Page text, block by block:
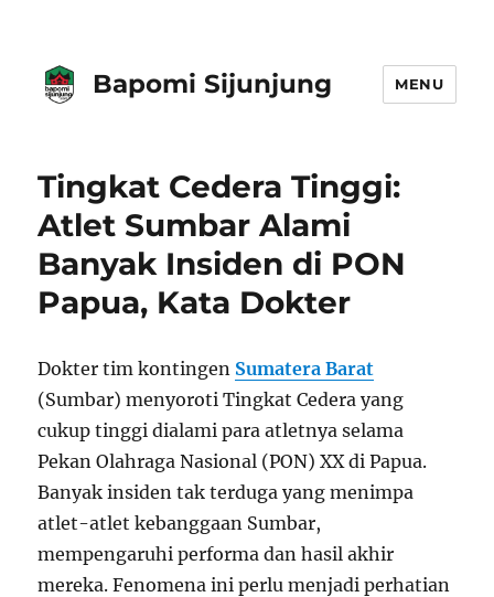
Bapomi Sijunjung MENU
Tingkat Cedera Tinggi:
Atlet Sumbar Alami
Banyak Insiden di PON
Papua, Kata Dokter
Dokter tim kontingen Sumatera Barat
(Sumbar) menyoroti Tingkat Cedera yang
cukup tinggi dialami para atletnya selama
Pekan Olahraga Nasional (PON) XX di Papua.
Banyak insiden tak terduga yang menimpa
atlet-atlet kebanggaan Sumbar,
mempengaruhi performa dan hasil akhir
mereka. Fenomena ini perlu menjadi perhatian